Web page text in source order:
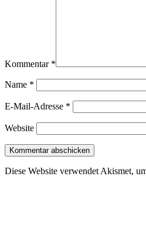
Kommentar *
Name *
E-Mail-Adresse *
Website
Diese Website verwendet Akismet,